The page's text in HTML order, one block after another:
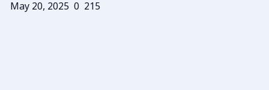
May 20, 2025 0 215